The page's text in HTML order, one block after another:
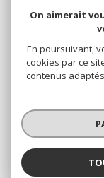
On aimerait
En poursuivant,
cookies par ce
contenus